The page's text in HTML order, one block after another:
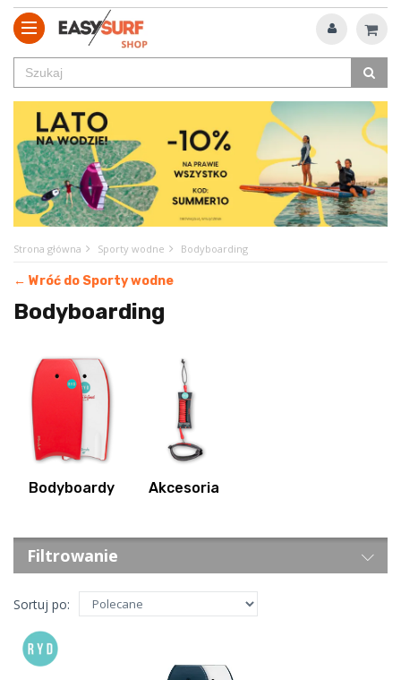
Strona główna Sporty wodne Bodyboarding
← Wróć do Sporty wodne
Bodyboarding
Bodyboardy Akcesoria
Filtrowanie
Sortuj po: